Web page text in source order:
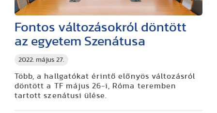
2022. május 27.
Fontos változásokról döntött
az egyetem Szenátusa
Több, a hallgatókat érintő előnyös változásról
döntött a TF május 26-i, Róma teremben
tartott szenátusi ülése.